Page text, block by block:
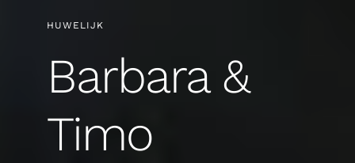
HUWELIJK
Barbara &
Timo